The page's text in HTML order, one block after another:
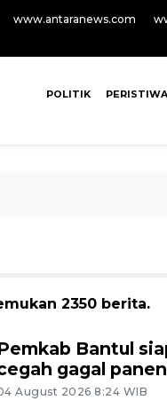
www.antaranews.com
POLITIK PERISTIWA
2350 berita.
Bantul
gagal
August 2026 8:24 WIB